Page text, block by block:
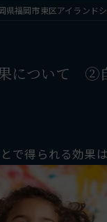
県福岡市東区アイランド
について ②
で得られる効果